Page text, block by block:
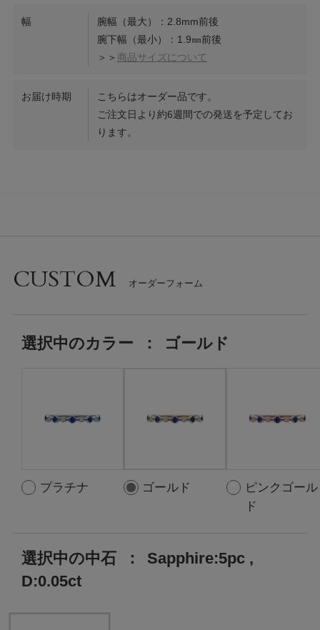
幅
腕幅（最大）：2.8mm前後
腕下幅（最小）：1.9㎜前後
＞＞ 商品サイズについて
お届け時期
こちらはオーダー品です。
ご注文日より約6週間での発送を予定してお
ります。
CUSTOM
選択中のカラー ： ゴールド
プラチナ ゴールド
ピンクゴール
ド
選択中の中石 ：
Sapphire:5pc ,
D:0.05ct